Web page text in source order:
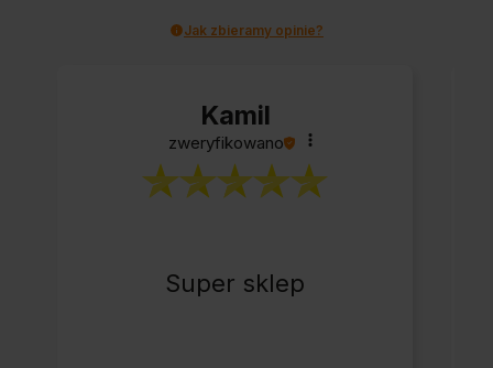
Jak zbieramy opinie?
Kamil
zweryfikowano
Super sklep